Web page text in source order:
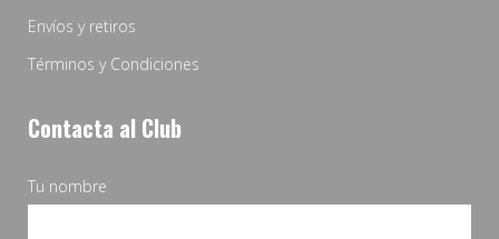
Envíos y retiros
Términos y Condiciones
Contacta al Club
Tu nombre